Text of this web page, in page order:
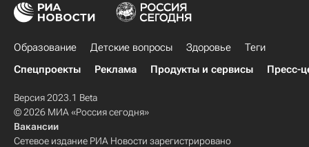
Образование Детские вопросы Здоровье
Теги
Спецпроекты
Реклама Продукты и сервисы Пресс-
Версия 2023.1 Beta
© 2026 МИА «Россия сегодня»
Вакансии
Сетевое издание РИА Новости зарегистрировано